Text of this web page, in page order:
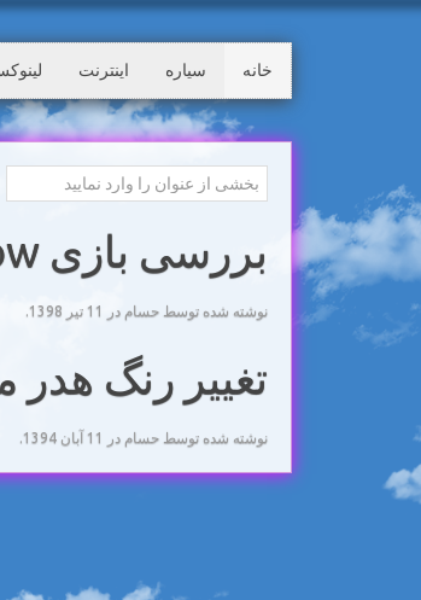
خانه سیاره اینترنت
بررسی بازی Chilly Snow برای اندروید
نوشته شده توسط حسام در 11 تیر 1398 .
تغییر رنگ هدر
نوشته شده توسط حسام در 11 آبان 1394 .